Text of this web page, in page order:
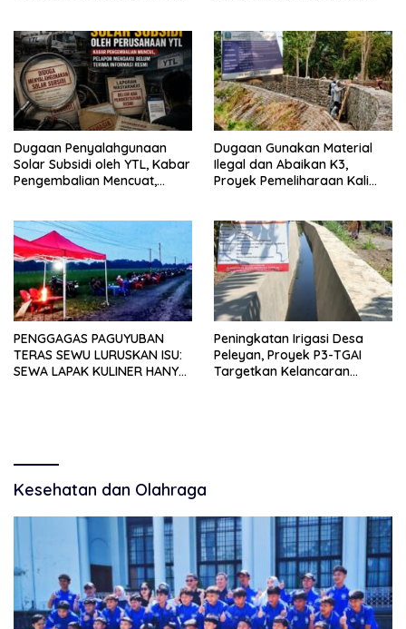
dengan SPEKTANI
Dugaan Penyalahgunaan
Solar Subsidi oleh YTL, Kabar
Pengembalian Mencuat,
Dugaan Gunakan Material
Ilegal dan Abaikan K3,
Proyek Pemeliharaan Kali
Warga
PENGGAGAS PAGUYUBAN
TERAS SEWU LURUSKAN ISU:
SEWA LAPAK KULINER HANYA
Peningkatan Irigasi Desa
Peleyan, Proyek P3-TGAI
Targetkan Kelancaran
Kesehatan dan Olahraga